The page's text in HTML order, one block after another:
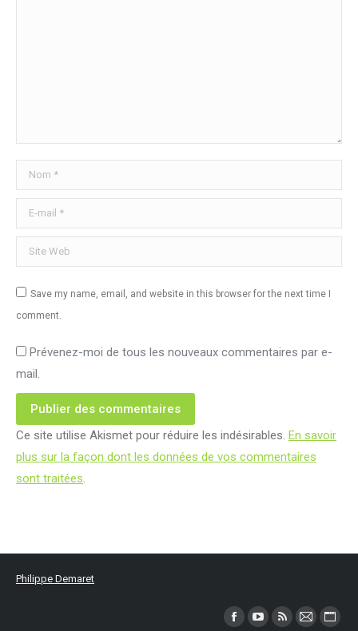
Nom *
E-mail *
Site Web
Save my name, email, and website in this browser for the next time I
comment.
Prévenez-moi de tous les nouveaux commentaires par e-
mail.
Publier des commentaires
Ce site utilise Akismet pour réduire les indésirables. En savoir
plus sur la façon dont les données de vos commentaires
sont traitées.
Philippe Demaret
Facebook
YouTubeRSS Mail Site